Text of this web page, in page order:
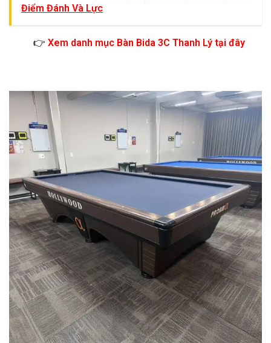
Điểm Đánh Và Lực
👉 Xem danh mục Bàn Bida 3C Thanh Lý tại đây